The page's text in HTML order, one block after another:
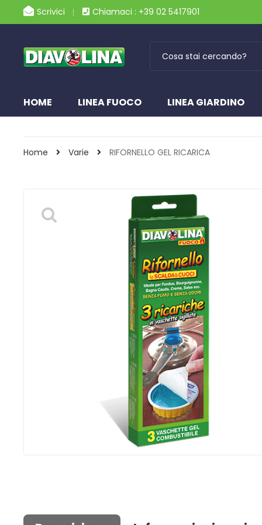
Scrivici Chiamaci : +39 02 5417901
HOME LINEA FUOCO LINEA GIARDINO
Home Varie RIFORNELLO GEL RICARICA